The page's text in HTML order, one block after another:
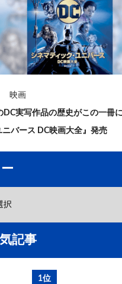
映画
DC実写作品の歴史がこの一冊
ニバース DC映画大全』発売
記事
1位